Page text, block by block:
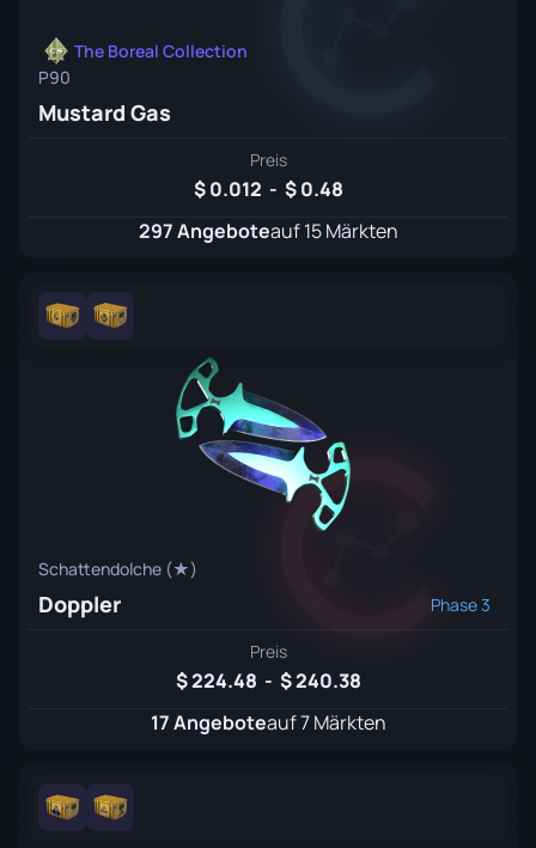
The Boreal Collection
P90
Mustard Gas
Preis
0.012 -
0.48
297 Angeboteauf 15 Märkten
Schattendolche (★)
Doppler Phase 3
Preis
224.48 -
240.38
17 Angeboteauf 7 Märkten